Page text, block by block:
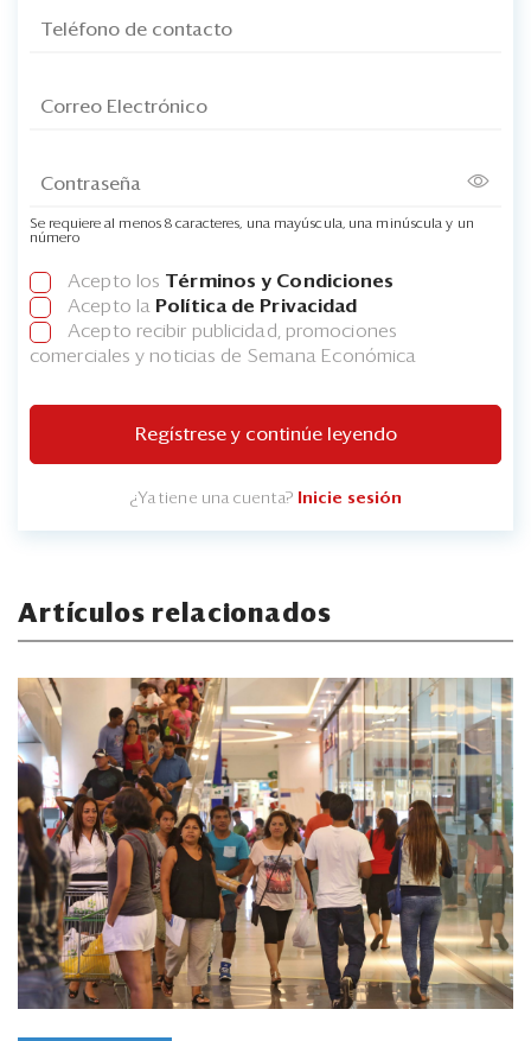
Se requiere al menos 8 caracteres, una mayúscula, una minúscula y un
número
Acepto los Términos y Condiciones
Acepto la Política de Privacidad
Acepto recibir publicidad, promociones
comerciales y noticias de Semana Económica
Regístrese y continúe leyendo
¿Ya tiene una cuenta? Inicie sesión
Artículos relacionados